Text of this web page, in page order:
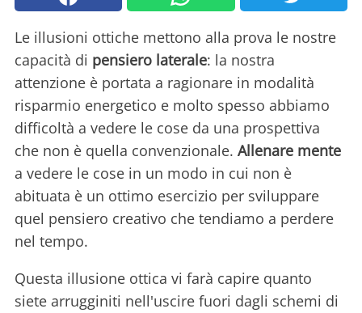
Le illusioni ottiche mettono alla prova le nostre
capacità di pensiero laterale: la nostra
attenzione è portata a ragionare in modalità
risparmio energetico e molto spesso abbiamo
difficoltà a vedere le cose da una prospettiva
che non è quella convenzionale. Allenare mente
a vedere le cose in un modo in cui non è
abituata è un ottimo esercizio per sviluppare
quel pensiero creativo che tendiamo a perdere
nel tempo.
Questa illusione ottica vi farà capire quanto
siete arrugginiti nell'uscire fuori dagli schemi di